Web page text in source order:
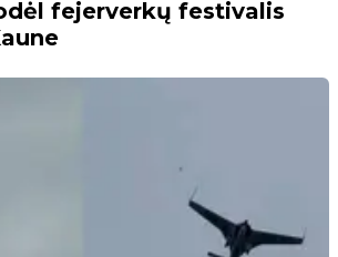
fejerverkų festivalis